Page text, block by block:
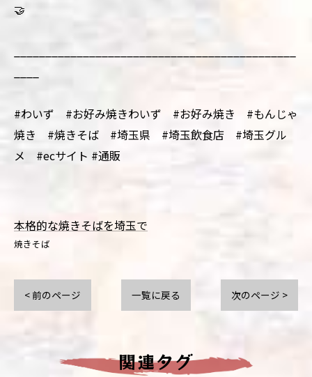
🤝
#わいず #お好み焼きわいず #お好み焼き #もんじゃ
焼き #焼きそば #埼玉県 #埼玉飲食店 #埼玉グル
メ #ecサイト #通販
本格的な焼きそばを埼玉で
焼きそば
< 前のページ 一覧に戻る 次のページ >
関連タグ